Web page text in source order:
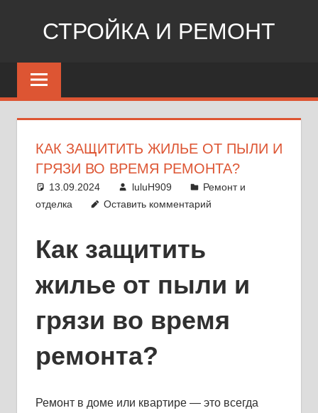
СТРОЙКА И РЕМОНТ
КАК ЗАЩИТИТЬ ЖИЛЬЕ ОТ ПЫЛИ И
ГРЯЗИ ВО ВРЕМЯ РЕМОНТА?
13.09.2024 luluH909
Ремонт и
отделка
Оставить комментарий
Как защитить
жилье от пыли и
грязи во время
ремонта?
Ремонт в доме или квартире — это всегда